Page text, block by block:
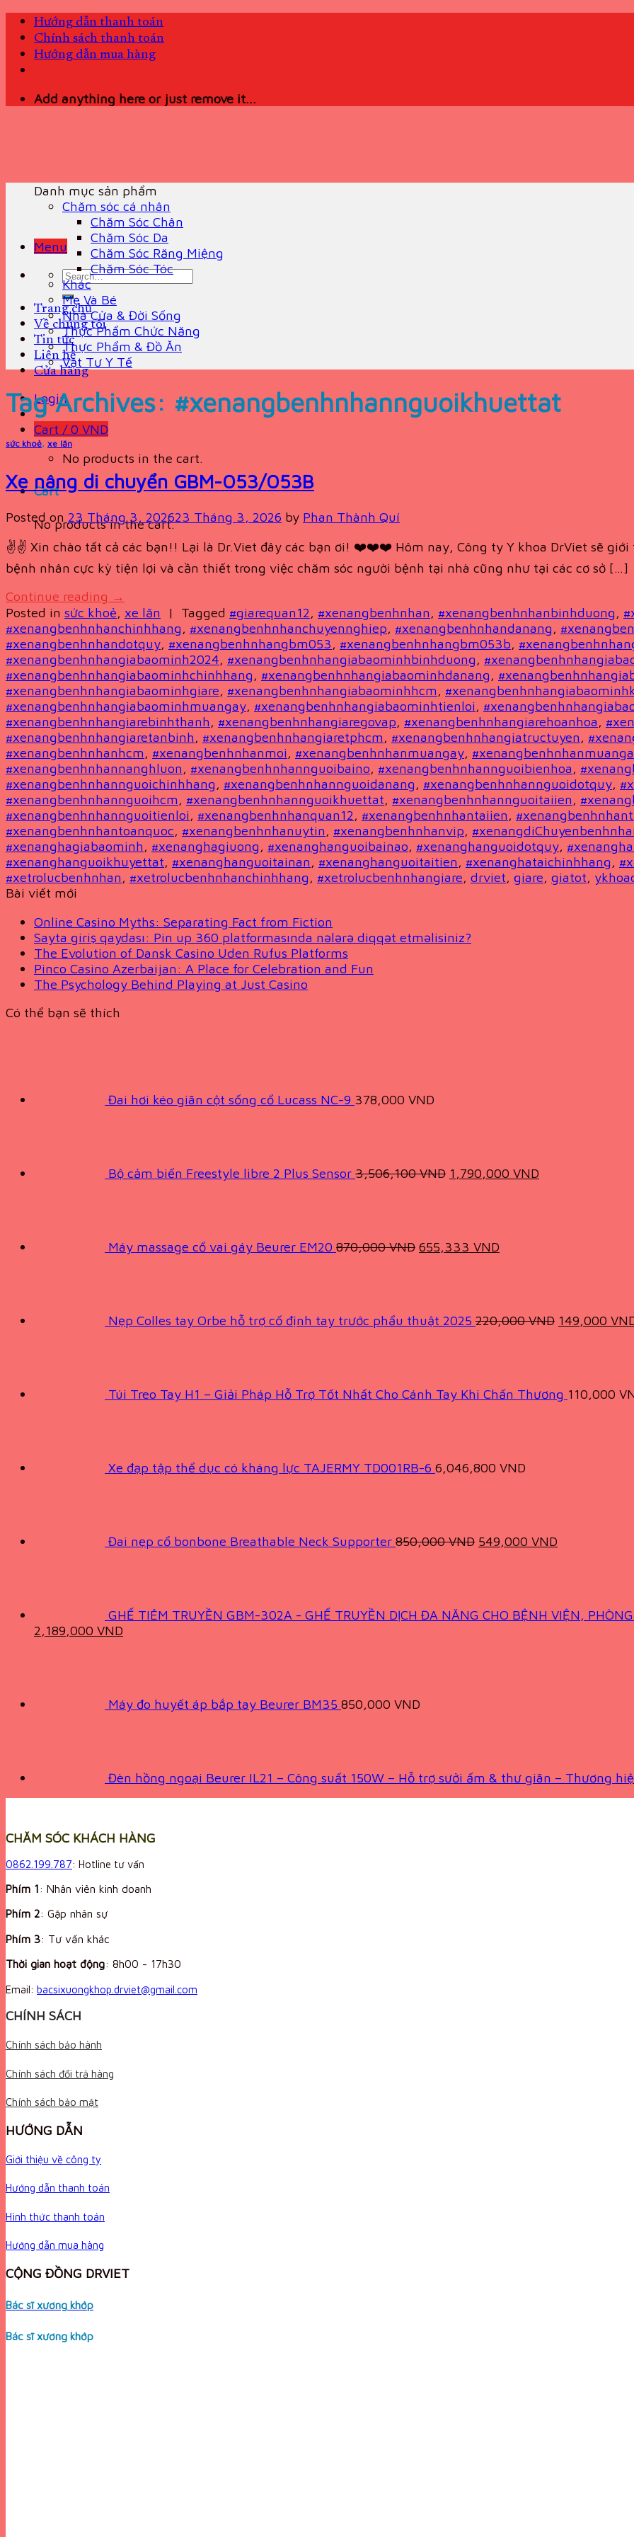
Skip
content
Hướng dẫn thanh toán
Chính sách thanh toán
Hướng dẫn mua hàng
Add anything here or just remove it...
Menu
Search
for:
Trang chủ
Về chúng tôi
Tin tức
Liên hệ
Cửa hàng
Login
Cart /0 VND
No products in the cart.
Cart
No products in the cart.
Danh mục sản phẩm
Chăm sóc cá nhân
Chăm Sóc Chân
Chăm Sóc Da
Chăm Sóc Răng Miệng
Chăm Sóc Tóc
Khác
Mẹ Và Bé
Nhà Cửa & Đời Sống
Thực Phẩm Chức Năng
Thực Phẩm & Đồ Ăn
Vật Tư Y Tế
Tag Archives: #xenangbenhnhannguoikhuettat
sức khoẻ, xe lăn
Xe nâng di chuyển GBM-053/053B
Posted on 23 Tháng 3, 202623 Tháng 3, 2026 by Phan Thành Quí
✌️✌️ Xin chào tất cả các bạn!! Lại là Dr.Viet đây các bạn ơi! ❤️❤️❤️ Hôm nay, Công ty Y khoa DrViet sẽ
bệnh nhân cực kỳ tiện lợi và cần thiết trong việc chăm sóc người bệnh tại nhà cũng như tại các cơ sở […]
Continue reading →
Posted in sức khoẻ, xe lăn | Tagged #giarequan12, #xenangbenhnhan, #xenangbenhnhanbinhduong,
#xenangbenhnhanchinhhang, #xenangbenhnhanchuyennghiep, #xenangbenhnhandanang,
#xenangbenhnhandotquy, #xenangbenhnhangbm053, #xenangbenhnhangbm053b,
#xenangbenhnhangiabaominh2024, #xenangbenhnhangiabaominhbinhduong,
#xenangbenhnhangiabaominhchinhhang, #xenangbenhnhangiabaominhdanang,
#xenangbenhnhangiabaominhgiare, #xenangbenhnhangiabaominhhcm,
#xenangbenhnhangiabaominhmuangay, #xenangbenhnhangiabaominhtienloi,
#xenangbenhnhangiarebinhthanh, #xenangbenhnhangiaregovap, #xenangbenhnhangiarehoanhoa,
#xenangbenhnhangiaretanbinh, #xenangbenhnhangiaretphcm, #xenangbenhnhangiatructuyen,
#xenangbenhnhanhcm, #xenangbenhnhanmoi, #xenangbenhnhanmuangay,
#xenangbenhnhannanghluon, #xenangbenhnhannguoibaino, #xenangbenhnhannguoibienhoa,
#xenangbenhnhannguoichinhhang, #xenangbenhnhannguoidanang, #xenangbenhnhannguoidotquy,
#xenangbenhnhannguoihcm, #xenangbenhnhannguoikhuettat, #xenangbenhnhannguoitaiien,
#xenangbenhnhannguoitienloi, #xenangbenhnhanquan12, #xenangbenhnhantaiien,
#xenangbenhnhantoanquoc, #xenangbenhnhanuytin, #xenangbenhnhanvip,
#xenanghagiabaominh, #xenanghagiuong, #xenanghanguoibainao, #xenanghanguoidotquy,
#xenanghanguoikhuyettat, #xenanghanguoitainan, #xenanghanguoitaitien, #xenanghataichinhhang,
#xetrolucbenhnhan, #xetrolucbenhnhanchinhhang, #xetrolucbenhnhangiare, drviet, giare, giatot,
Bài viết mới
Online Casino Myths: Separating Fact from Fiction
Sayta giriş qaydası: Pin up 360 platformasında nələrə diqqət etməlisiniz?
The Evolution of Dansk Casino Uden Rufus Platforms
Pinco Casino Azerbaijan: A Place for Celebration and Fun
The Psychology Behind Playing at Just Casino
Có thể bạn sẽ thích
Đai hơi kéo giãn cột sống cổ Lucass NC-9 378,000 VND
Bộ cảm biến Freestyle libre 2 Plus Sensor 3,506,100VND 1,790,000 VND
Máy massage cổ vai gáy Beurer EM20 870,000VND 655,333 VND
Nẹp Colles tay Orbe hỗ trợ cố định tay trước phẩu thuật 2025 220,000VND 149,000
Túi Treo Tay H1 – Giải Pháp Hỗ Trợ Tốt Nhất Cho Cánh Tay Khi Chấn Thương 110,000
Xe đạp tập thể dục có kháng lực TAJERMY TD001RB-6 6,046,800 VND
Đai nẹp cổ bonbone Breathable Neck Supporter 850,000VND 549,000 VND
GHẾ TIÊM TRUYỀN GBM-302A - GHẾ TRUYỀN DỊCH ĐA NĂNG CHO BỆNH VIỆN,
Original
2,189,000 VND
Máy đo huyết áp bắp tay Beurer BM35 850,000 VND
Đèn hồng ngoại Beurer IL21 – Công suất 150W – Hỗ trợ sưởi ấm & thư giãn – Thương
CHĂM SÓC KHÁCH HÀNG
0862.199.787: Hotline tư vấn
Phím 1: Nhân viên kinh doanh
Phím 2: Gặp nhân sự
Phím 3: Tư vấn khác
Thời gian hoạt động: 8h00 - 17h30
Email: bacsixuongkhop.drviet@gmail.com
CHÍNH SÁCH
Chính sách bảo hành
Chính sách đổi trả hàng
Chính sách bảo mật
HƯỚNG DẪN
Giới thiệu về công ty
Hướng dẫn thanh toán
Hình thức thanh toán
Hướng dẫn mua hàng
CỘNG ĐỒNG DRVIET
Bác sĩ xương khớp
Bác sĩ xương khớp